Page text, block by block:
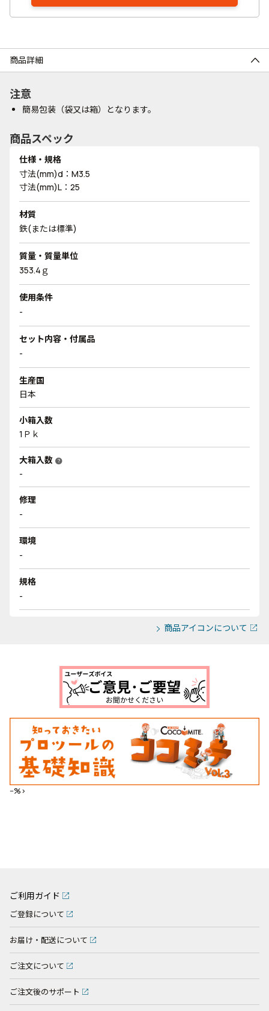
商品詳細
注意
簡易包装（袋又は箱）となります。
商品スペック
仕様・規格
寸法(mm)d：M3.5
寸法(mm)L：25
材質
鉄(または標準)
質量・質量単位
353.4ｇ
使用条件
-
セット内容・付属品
-
生産国
日本
小箱入数
1Ｐｋ
大箱入数 help
-
修理
-
環境
-
規格
-
商品アイコンについて
--%>
ご利用ガイド
ご登録について
お届け・配送について
ご注文について
ご注文後のサポート